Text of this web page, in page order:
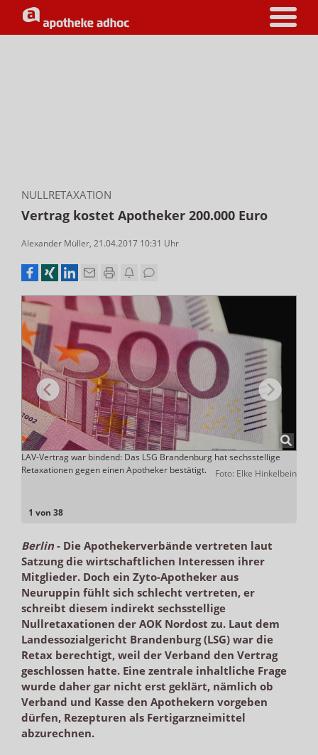
NULLRETAXATION
Vertrag kostet Apotheker 200.000 Euro
Alexander Müller, 21.04.2017 10:31 Uhr
1 von 38
LAV-Vertrag war bindend: Das LSG Brandenburg hat sechsstellige
Retaxationen gegen einen Apotheker bestätigt.
Foto: Elke Hinkelbein
Berlin- Die Apothekerverbände vertreten laut
Satzung die wirtschaftlichen Interessen ihrer
Mitglieder. Doch ein Zyto-Apotheker aus
Neuruppin fühlt sich schlecht vertreten, er
schreibt diesem indirekt sechsstellige
Nullretaxationen der AOK Nordost zu. Laut dem
Landessozialgericht Brandenburg (LSG) war die
Retax berechtigt, weil der Verband den Vertrag
geschlossen hatte. Eine zentrale inhaltliche Frage
wurde daher gar nicht erst geklärt, nämlich ob
Verband und Kasse den Apothekern vorgeben
dürfen, Rezepturen als Fertigarzneimittel
abzurechnen.